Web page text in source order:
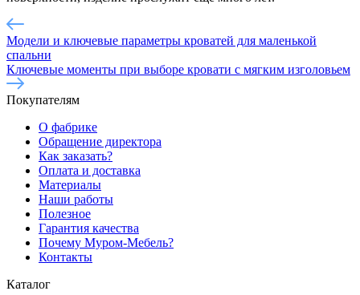
Модели и ключевые параметры кроватей для маленькой
спальни
Ключевые моменты при выборе кровати с мягким изголовьем
Покупателям
О фабрике
Обращение директора
Как заказать?
Оплата и доставка
Материалы
Наши работы
Полезное
Гарантия качества
Почему Муром-Мебель?
Контакты
Каталог